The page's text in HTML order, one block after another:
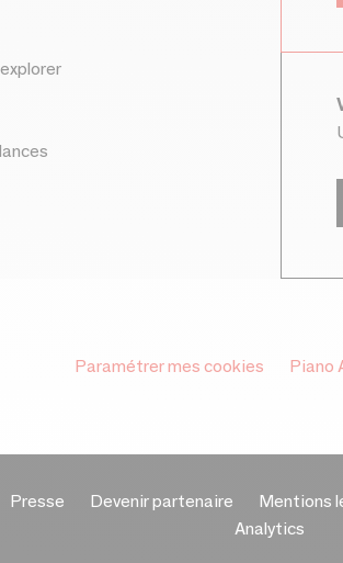
Paramétrer mes cookies Piano
Presse Devenir partenaire Mentions
Analytics